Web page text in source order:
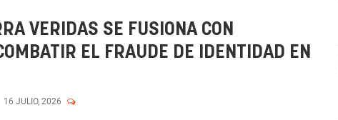
VERIDAS SE FUSIONA CON
EL FRAUDE DE IDENTIDAD EN
16 JULIO, 2026